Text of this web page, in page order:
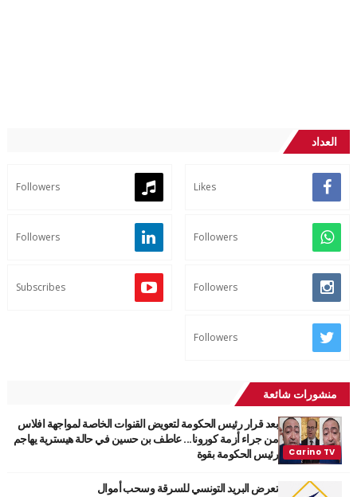
العداد
Likes
Followers
Followers
Followers
Followers
Subscribes
Followers
منشورات شائعة
بعد قرار رئيس الحكومة لتعويض القنوات الخاصة لمواجهة افلاس
من جراء أزمة كورونا... عاطف بن حسين في حالة هيسترية يهاجم
رئيس الحكومة بقوة
تعرض البريد التونسي للسرقة وسحب أموال